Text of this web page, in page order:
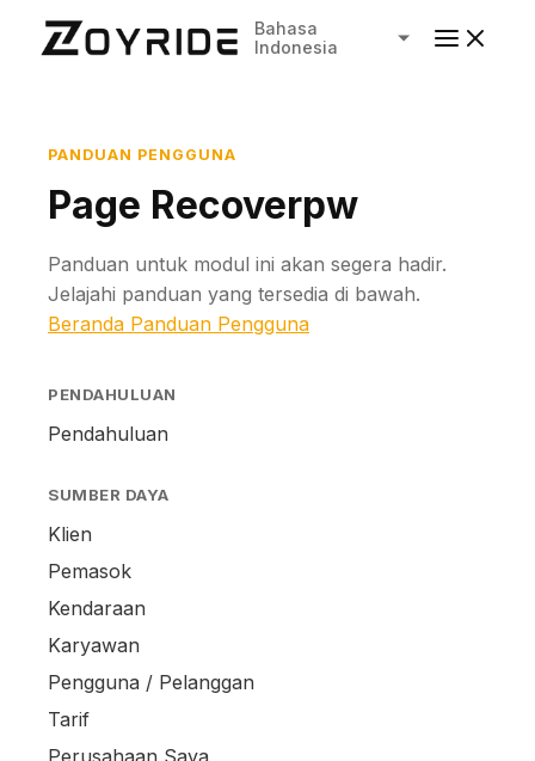
Bahasa
Indonesia
PANDUAN PENGGUNA
Page Recoverpw
Panduan untuk modul ini akan segera hadir.
Jelajahi panduan yang tersedia di bawah.
Beranda Panduan Pengguna
PENDAHULUAN
Pendahuluan
SUMBER DAYA
Klien
Pemasok
Kendaraan
Karyawan
Pengguna / Pelanggan
Tarif
Perusahaan Saya